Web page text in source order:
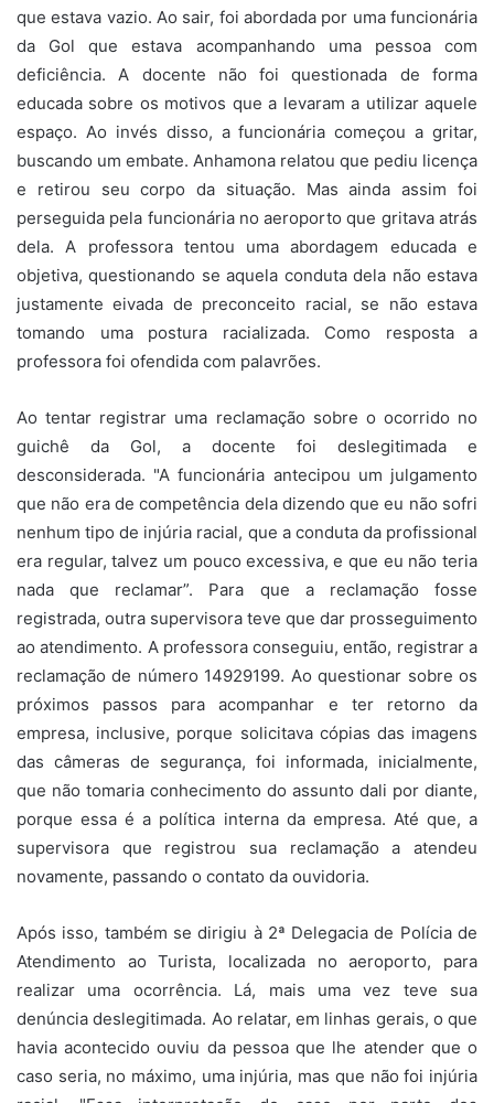
que estava vazio. Ao sair, foi abordada por uma funcionária
da Gol que estava acompanhando uma pessoa com
deficiência. A docente não foi questionada de forma
educada sobre os motivos que a levaram a utilizar aquele
espaço. Ao invés disso, a funcionária começou a gritar,
buscando um embate. Anhamona relatou que pediu licença
e retirou seu corpo da situação. Mas ainda assim foi
perseguida pela funcionária no aeroporto que gritava atrás
dela. A professora tentou uma abordagem educada e
objetiva, questionando se aquela conduta dela não estava
justamente eivada de preconceito racial, se não estava
tomando uma postura racializada. Como resposta a
professora foi ofendida com palavrões.
Ao tentar registrar uma reclamação sobre o ocorrido no
guichê da Gol, a docente foi deslegitimada e
desconsiderada. "A funcionária antecipou um julgamento
que não era de competência dela dizendo que eu não sofri
nenhum tipo de injúria racial, que a conduta da profissional
era regular, talvez um pouco excessiva, e que eu não teria
nada que reclamar”. Para que a reclamação fosse
registrada, outra supervisora teve que dar prosseguimento
ao atendimento. A professora conseguiu, então, registrar a
reclamação de número 14929199. Ao questionar sobre os
próximos passos para acompanhar e ter retorno da
empresa, inclusive, porque solicitava cópias das imagens
das câmeras de segurança, foi informada, inicialmente,
que não tomaria conhecimento do assunto dali por diante,
porque essa é a política interna da empresa. Até que, a
supervisora que registrou sua reclamação a atendeu
novamente, passando o contato da ouvidoria.
Após isso, também se dirigiu à 2ª Delegacia de Polícia de
Atendimento ao Turista, localizada no aeroporto, para
realizar uma ocorrência. Lá, mais uma vez teve sua
denúncia deslegitimada. Ao relatar, em linhas gerais, o que
havia acontecido ouviu da pessoa que lhe atender que o
caso seria, no máximo, uma injúria, mas que não foi injúria